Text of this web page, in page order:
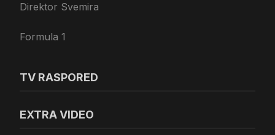
Direktor Svemira
Formula 1
TV RASPORED
EXTRA VIDEO